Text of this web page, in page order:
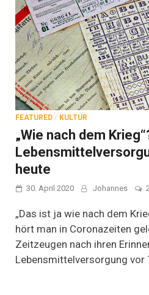
FEATURED / KULTUR
„Wie nach dem
heute
30. April 2020 Johannes
„Das ist ja wie nach dem
hört man in Coronazeiten
Zeitzeugen nach ihren
Lebensmittelversorgung vor